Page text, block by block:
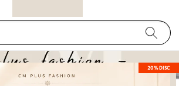
20%DISC